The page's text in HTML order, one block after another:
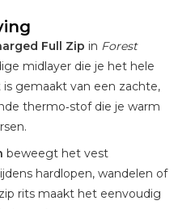
Full Zip in Forest
midlayer die je het hele
gemaakt van een zachte,
thermo‑stof die je warm
beweegt het vest
hardlopen, wandelen of
rits maakt het eenvoudig